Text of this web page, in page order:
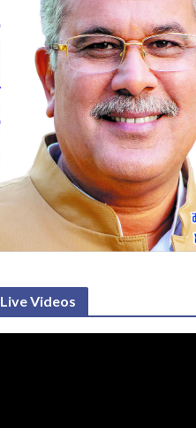
Live Videos